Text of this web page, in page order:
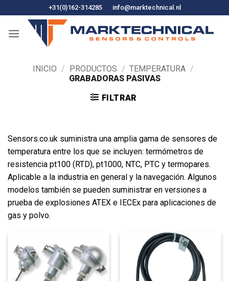
al
contenido
+31(0)162-314285 info@marktechnical.nl
INICIO / PRODUCTOS / TEMPERATURA /
GRABADORAS PASIVAS
FILTRAR
Sensors.co.uk suministra una amplia gama de sensores de
temperatura entre los que se incluyen: termómetros de
resistencia pt100 (RTD), pt1000, NTC, PTC y termopares.
Aplicable a la industria en general y la navegación. Algunos
modelos también se pueden suministrar en versiones a
prueba de explosiones ATEX e IECEx para aplicaciones de
gas y polvo.